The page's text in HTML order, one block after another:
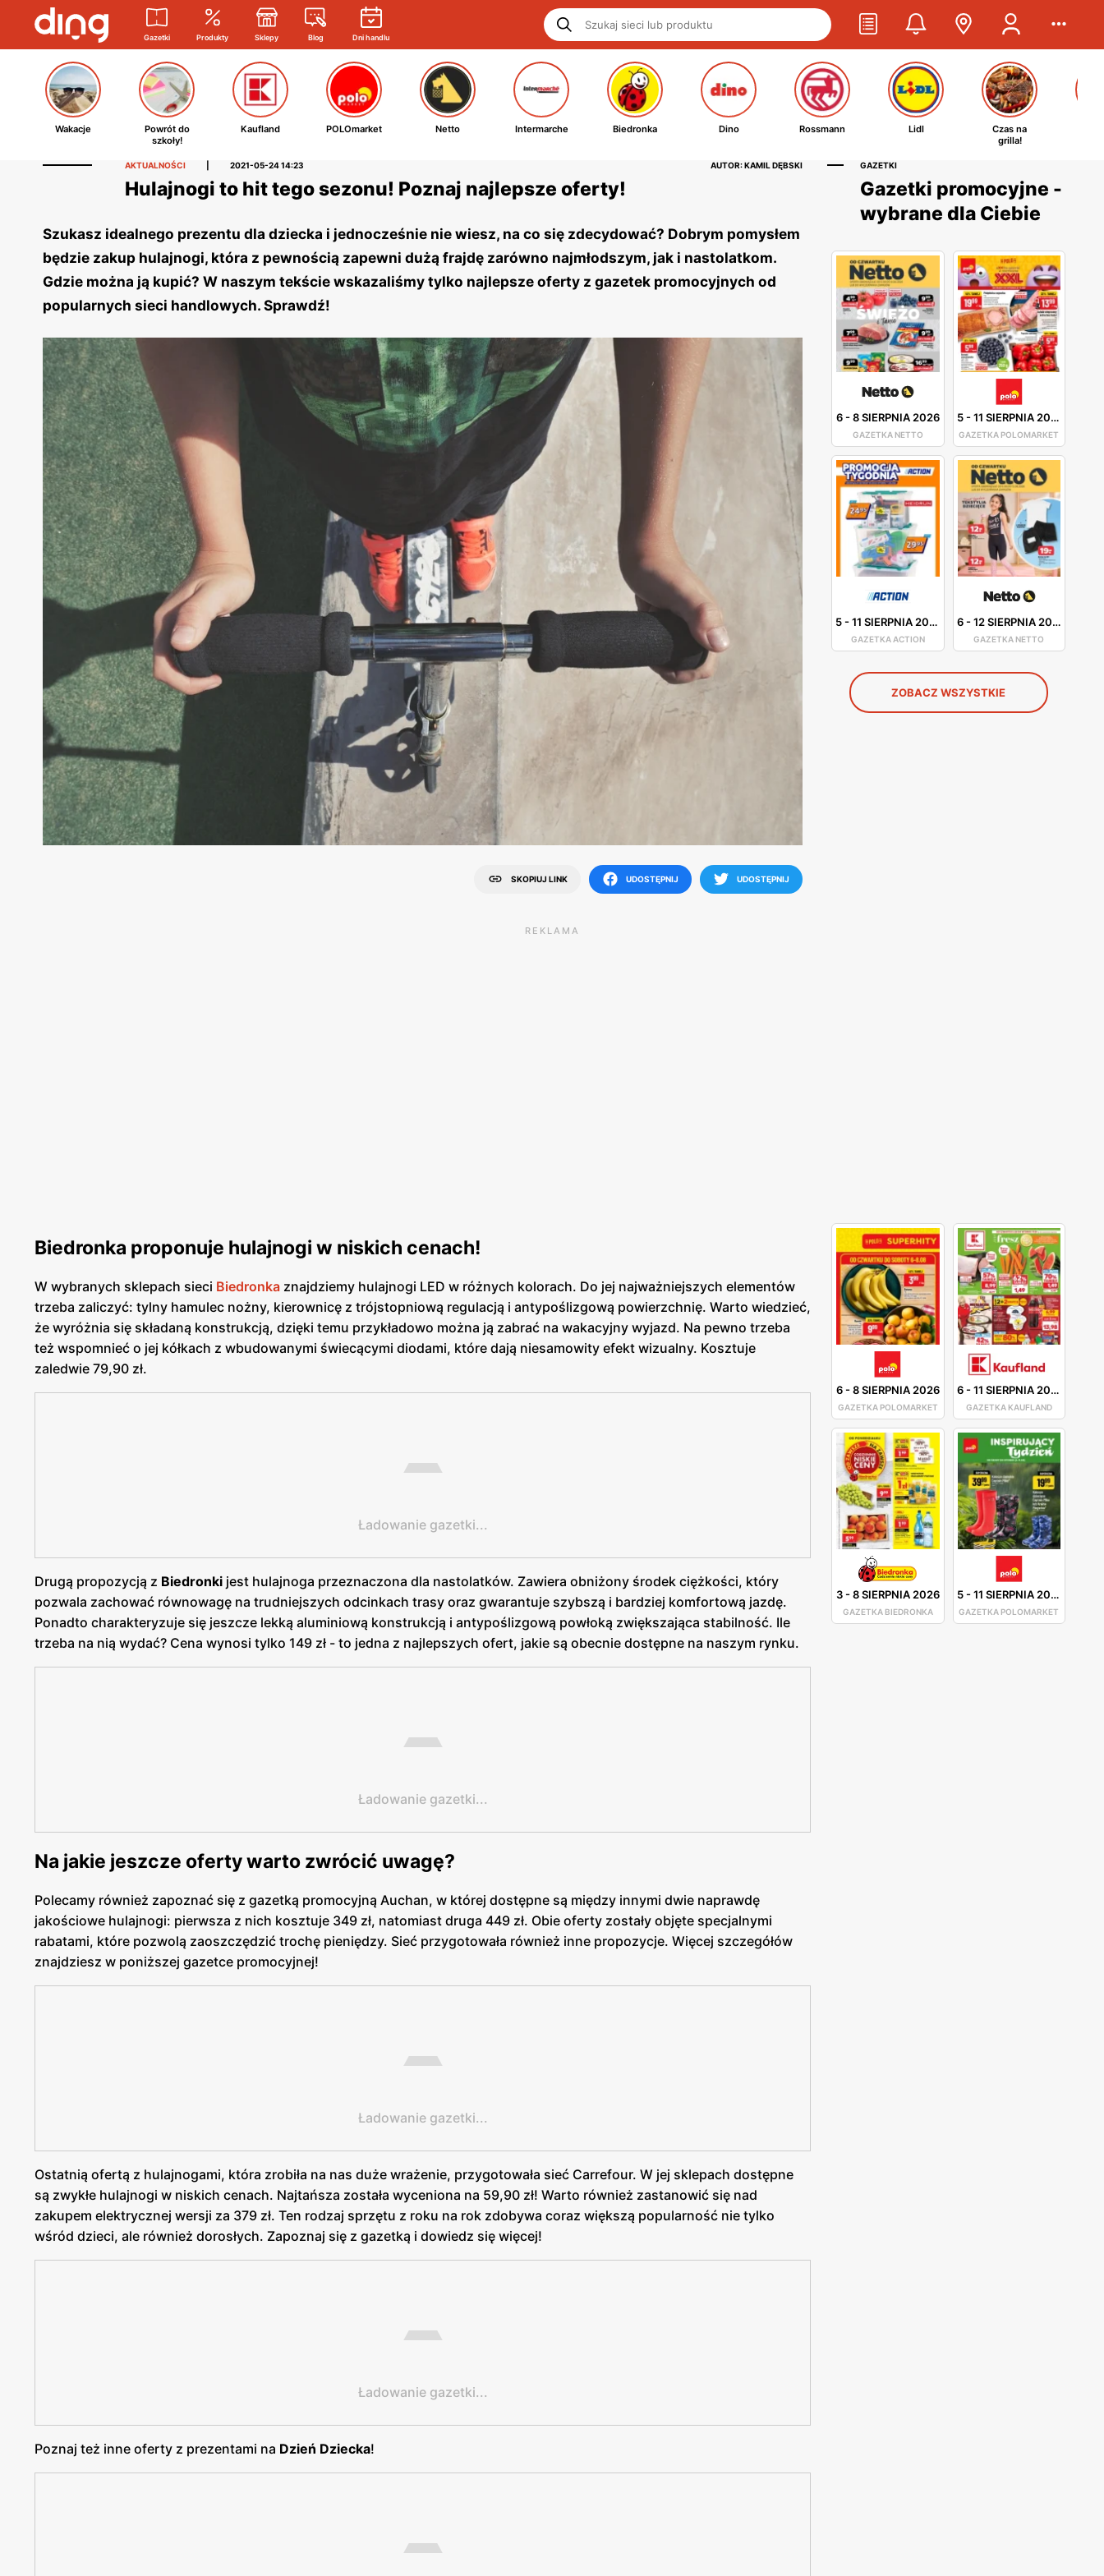
Gazetki Produkty Sklepy Blog Dni handlu
Wakacje
Powrót do
szkoły!
Kaufland POLOmarket Netto Intermarche Biedronka Dino Rossmann Lidl
Czas na
grilla!
AKTUALNOŚCI 2021-05-24 14:23 AUTOR: KAMIL DĘBSKI
Hulajnogi to hit tego sezonu! Poznaj najlepsze oferty!
Szukasz idealnego prezentu dla dziecka i jednocześnie nie wiesz, na co się zdecydować? Dobrym pomysłem
będzie zakup hulajnogi, która z pewnością zapewni dużą frajdę zarówno najmłodszym, jak i nastolatkom.
Gdzie można ją kupić? W naszym tekście wskazaliśmy tylko najlepsze oferty z gazetek promocyjnych od
popularnych sieci handlowych. Sprawdź!
SKOPIUJ LINK UDOSTĘPNIJ UDOSTĘPNIJ
GAZETKI
Gazetki promocyjne -
wybrane dla Ciebie
6-8 SIERPNIA 2026
GAZETKA NETTO
5-11 SIERPNIA 2026
GAZETKA POLOMARKET
5-11 SIERPNIA 2026
GAZETKA ACTION
6-12 SIERPNIA 2026
GAZETKA NETTO
ZOBACZ WSZYSTKIE
6-8 SIERPNIA 2026
GAZETKA POLOMARKET
6-11 SIERPNIA 2026
GAZETKA KAUFLAND
3-8 SIERPNIA 2026
GAZETKA BIEDRONKA
5-11 SIERPNIA 2026
GAZETKA POLOMARKET
REKLAMA
Biedronka proponuje hulajnogi w niskich cenach!
W wybranych sklepach sieci Biedronka znajdziemy hulajnogi LED w różnych kolorach. Do jej najważniejszych elementów
trzeba zaliczyć: tylny hamulec nożny, kierownicę z trójstopniową regulacją i antypoślizgową powierzchnię. Warto wiedzieć,
że wyróżnia się składaną konstrukcją, dzięki temu przykładowo można ją zabrać na wakacyjny wyjazd. Na pewno trzeba
też wspomnieć o jej kółkach z wbudowanymi świecącymi diodami, które dają niesamowity efekt wizualny. Kosztuje
zaledwie 79,90 zł.
Ładowanie gazetki...
Drugą propozycją z Biedronki jest hulajnoga przeznaczona dla nastolatków. Zawiera obniżony środek ciężkości, który
pozwala zachować równowagę na trudniejszych odcinkach trasy oraz gwarantuje szybszą i bardziej komfortową jazdę.
Ponadto charakteryzuje się jeszcze lekką aluminiową konstrukcją i antypoślizgową powłoką zwiększająca stabilność. Ile
trzeba na nią wydać? Cena wynosi tylko 149 zł - to jedna z najlepszych ofert, jakie są obecnie dostępne na naszym rynku.
Ładowanie gazetki...
Na jakie jeszcze oferty warto zwrócić uwagę?
Polecamy również zapoznać się z gazetką promocyjną Auchan, w której dostępne są między innymi dwie naprawdę
jakościowe hulajnogi: pierwsza z nich kosztuje 349 zł, natomiast druga 449 zł. Obie oferty zostały objęte specjalnymi
rabatami, które pozwolą zaoszczędzić trochę pieniędzy. Sieć przygotowała również inne propozycje. Więcej szczegółów
znajdziesz w poniższej gazetce promocyjnej!
Ładowanie gazetki...
Ostatnią ofertą z hulajnogami, która zrobiła na nas duże wrażenie, przygotowała sieć Carrefour. W jej sklepach dostępne
są zwykłe hulajnogi w niskich cenach. Najtańsza została wyceniona na 59,90 zł! Warto również zastanowić się nad
zakupem elektrycznej wersji za 379 zł. Ten rodzaj sprzętu z roku na rok zdobywa coraz większą popularność nie tylko
wśród dzieci, ale również dorosłych. Zapoznaj się z gazetką i dowiedz się więcej!
Ładowanie gazetki...
Poznaj też inne oferty z prezentami na Dzień Dziecka!